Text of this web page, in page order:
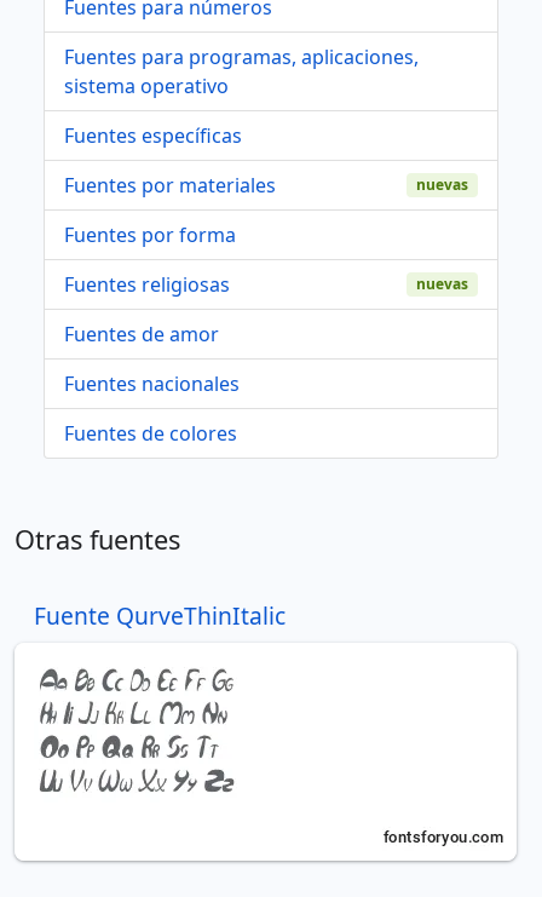
Fuentes para números
Fuentes para programas, aplicaciones,
sistema operativo
Fuentes específicas
Fuentes por materiales
nuevas
Fuentes por forma
Fuentes religiosas
nuevas
Fuentes de amor
Fuentes nacionales
Fuentes de colores
Otras fuentes
Fuente QurveThinItalic